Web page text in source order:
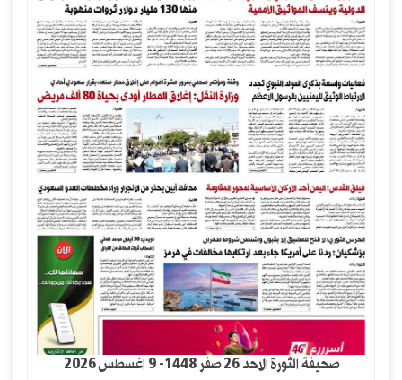
صحيفة الثورة الاحد 26 صفر 1448- 9 اغسطس 2026